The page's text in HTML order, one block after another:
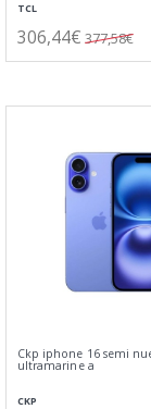
TCL
306,44€ 377,58€
Ckp iphone 16 semi
ultramarine a
CKP